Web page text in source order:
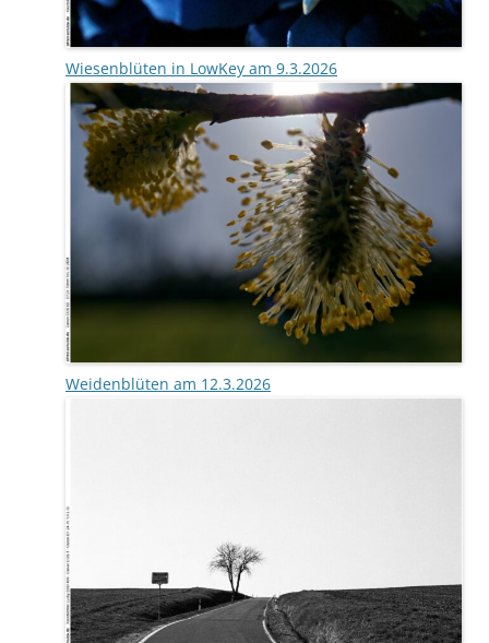
Wiesenblüten in LowKey am 9.3.2026
Weidenblüten am 12.3.2026